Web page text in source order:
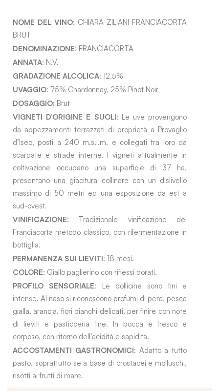
NOME DEL VINO: CHIARA ZILIANI FRANCIACORTA
BRUT
DENOMINAZIONE: FRANCIACORTA
ANNATA: N.V.
GRADAZIONE ALCOLICA: 12.5%
UVAGGIO: 75% Chardonnay, 25% Pinot Noir
DOSAGGIO: Brut
VIGNETI D’ORIGINE E SUOLI: Le uve provengono
da appezzamenti terrazzati di proprietà a Provaglio
d’Iseo, posti a 240 m.s.l.m. e collegati tra loro da
scarpate e strade interne. I vigneti attualmente in
coltivazione occupano una superficie di 37 ha,
presentano una giacitura collinare con un dislivello
massimo di 50 metri ed una esposizione da est a
sud-ovest.
VINIFICAZIONE: Tradizionale vinificazione del
Franciacorta metodo classico, con rifermentazione in
bottiglia.
PERMANENZA SUI LIEVITI: 18 mesi.
COLORE: Giallo paglierino con riflessi dorati.
PROFILO SENSORIALE: Le bollicine sono fini e
intense. Al naso si riconoscono profumi di pera, pesca
gialla, arancia, fiori bianchi delicati, per finire con note
di lieviti e pasticceria fine. In bocca è fresco e
corposo, con ritorno dell’acidità e sapidità.
ACCOSTAMENTI GASTRONOMICI: Adatto a tutto
pasto, soprattutto se a base di crostacei e molluschi,
risotti ai frutti di mare.